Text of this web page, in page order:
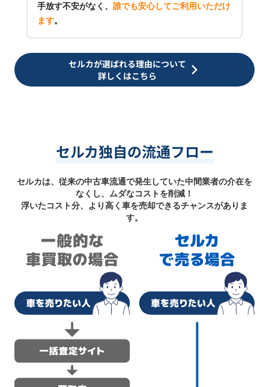
手放す不安がなく、 誰でも安心してご利用いただけ
ます。
セルカが選ばれる理由について
詳しくはこちら
セルカ独自の流通フロー
セルカは、従来の中古車流通で発生していた中間業者の介在を
なくし、ムダなコストを削減！
浮いたコスト分、より高く車を売却できるチャンスがありま
す。